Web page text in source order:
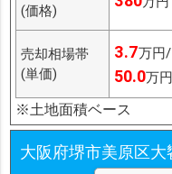
(価格)
売却相場帯
(単価)
3.7万円
50.0万
※土地面積ベース
大阪府堺市美原区大